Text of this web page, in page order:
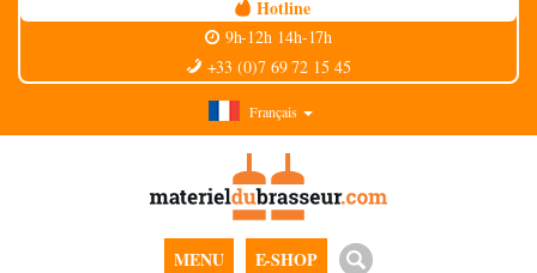
Hotline
9h-12h 14h-17h
+33 (0)7 69 72 15 45
Français
MENU E-SHOP